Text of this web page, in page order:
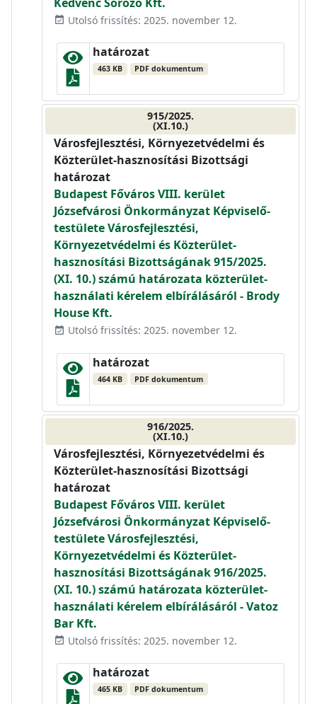
event_available Utolsó frissítés: 2025. november 12.
határozat
463 KB PDF dokumentum
915/2025.
(XI.10.)
Városfejlesztési, Környezetvédelmi és
Közterület-hasznosítási Bizottsági
határozat
Budapest Főváros VIII. kerület
Józsefvárosi Önkormányzat Képviselő-
testülete Városfejlesztési,
Környezetvédelmi és Közterület-
hasznosítási Bizottságának 915/2025.
(XI. 10.) számú határozata közterület-
használati kérelem elbírálásáról - Brody
House Kft.
event_available Utolsó frissítés: 2025. november 12.
határozat
464 KB PDF dokumentum
916/2025.
(XI.10.)
Városfejlesztési, Környezetvédelmi és
Közterület-hasznosítási Bizottsági
határozat
Budapest Főváros VIII. kerület
Józsefvárosi Önkormányzat Képviselő-
testülete Városfejlesztési,
Környezetvédelmi és Közterület-
hasznosítási Bizottságának 916/2025.
(XI. 10.) számú határozata közterület-
használati kérelem elbírálásáról - Vatoz
Bar Kft.
event_available Utolsó frissítés: 2025. november 12.
határozat
465 KB PDF dokumentum